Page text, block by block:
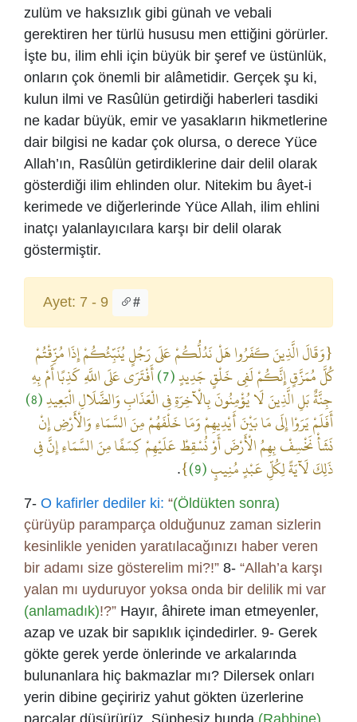
zulüm ve haksızlık gibi günah ve vebali
gerektiren her türlü hususu men ettiğini görürler.
İşte bu, ilim ehli için büyük bir şeref ve üstünlük,
onların çok önemli bir alâmetidir. Gerçek şu ki,
kulun ilmi ve Rasûlün getirdiği haberleri tasdiki
ne kadar büyük, emir ve yasakların hikmetlerine
dair bilgisi ne kadar çok olursa, o derece Yüce
Allah’ın, Rasûlün getirdiklerine dair delil olarak
gösterdiği ilim ehlinden olur. Nitekim bu âyet-i
kerimede ve diğerlerinde Yüce Allah, ilim ehlini
inatçı yalanlayıcılara karşı bir delil olarak
göstermiştir.
Ayet: 7 - 9 #
{وَقَالَ الَّذِينَ كَفَرُوا هَلْ نَدُلُّكُمْ عَلَى رَجُلٍ يُنَبِّئُكُمْ إِذَا مُزِّقْتُمْ
كُلَّ مُمَزَّقٍ إِنَّكُمْ لَفِي خَلْقٍ جَدِيدٍ(7) أَفْتَرَى عَلَى اللَّهِ كَذِبًا أَمْ بِهِ
جِنَّةٌ بَلِ الَّذِينَ لَا يُؤْمِنُونَ بِالْآخِرَةِ فِي الْعَذَابِ وَالضَّلَالِ الْبَعِيدِ(8)
أَفَلَمْ يَرَوْا إِلَى مَا بَيْنَ أَيْدِيهِمْ وَمَا خَلْفَهُمْ مِنَ السَّمَاءِ وَالْأَرْضِ إِنْ
نَشَأْ نَخْسِفْ بِهِمُ الْأَرْضَ أَوْ نُسْقِطْ عَلَيْهِمْ كِسَفًا مِنَ السَّمَاءِ إِنَّ فِي
ذَلِكَ لَآيَةً لِكُلِّ عَبْدٍ مُنِيبٍ(9)
}
.
7- O kafirler dediler ki: “(Öldükten sonra)
çürüyüp paramparça olduğunuz zaman sizlerin
kesinlikle yeniden yaratılacağınızı haber veren
bir adamı size gösterelim mi?!” 8- “Allah’a karşı
yalan mı uyduruyor yoksa onda bir delilik mi var
(anlamadık)!?” Hayır, âhirete iman etmeyenler,
azap ve uzak bir sapıklık içindedirler. 9- Gerek
gökte gerek yerde önlerinde ve arkalarında
bulunanlara hiç bakmazlar mı? Dilersek onları
yerin dibine geçiririz yahut gökten üzerlerine
parçalar düşürürüz. Şüphesiz bunda (Rabbine)